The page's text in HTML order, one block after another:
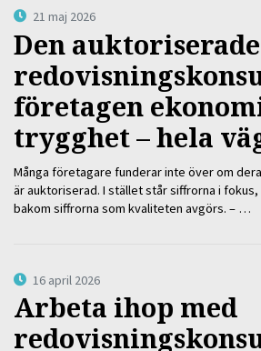
21 maj 2026
Den auktoriserade
företagen
trygghet – hela
Många företagare funderar inte över om
är auktoriserad. I stället står siffrorna i
bakom siffrorna som kvaliteten avgörs. – …
16 april 2026
Arbeta ihop med